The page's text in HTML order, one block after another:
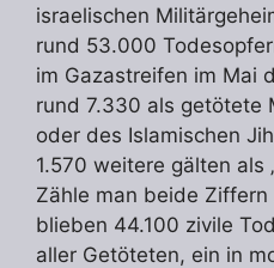
israelischen
rund 53.000
im Gazastreifen im Mai
rund 7.330 als getötete
oder des Islamischen
1.570 weitere gälten als
Zähle man beide
blieben 44.100 zivile
aller Getöteten, ein in